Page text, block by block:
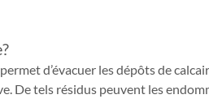
d’évacuer les dépôts de
De tels résidus peuvent les